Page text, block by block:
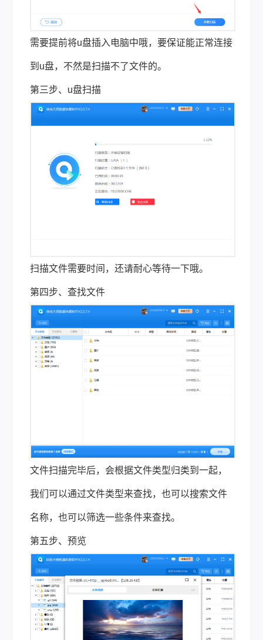
需要提前将u盘插入电脑中哦，要保证能正常连接
到u盘，不然是扫描不了文件的。
第三步、u盘扫描
扫描文件需要时间，还请耐心等待一下哦。
第四步、查找文件
文件扫描完毕后，会根据文件类型归类到一起，
我们可以通过文件类型来查找，也可以搜索文件
名称，也可以筛选一些条件来查找。
第五步、预览